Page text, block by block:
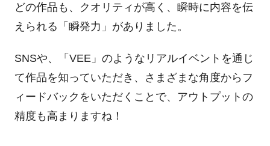
どの作品も、クオリティが高く、瞬時に内容を伝
えられる「瞬発力」がありました。
SNSや、「 VEE」のようなリアルイベントを通じ
て作品を知っていただき、さまざまな角度からフ
ィードバックをいただくことで、アウトプットの
精度も高まりますね！